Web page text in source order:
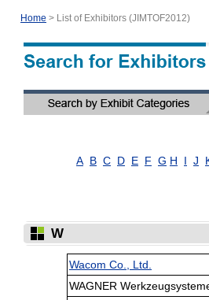
Home > List of Exhibitors (JIMTOF2012)
A B C D E F G H I J
W
Wacom Co., Ltd.
WAGNER